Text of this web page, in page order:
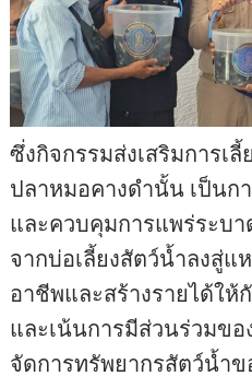
ซึ่งกิจกรรมส่งเสริมการเ
ปลาหมอคางดำนั้น เป็นก
และควบคุมการแพร่ระบ
จากบ่อเลี้ยงสัตว์น้ำลงสู่แ
อาชีพและสร้างรายได้ให้
และเน้นการมีส่วนร่วมข
จัดการทรัพยากรสัตว์น้ำ